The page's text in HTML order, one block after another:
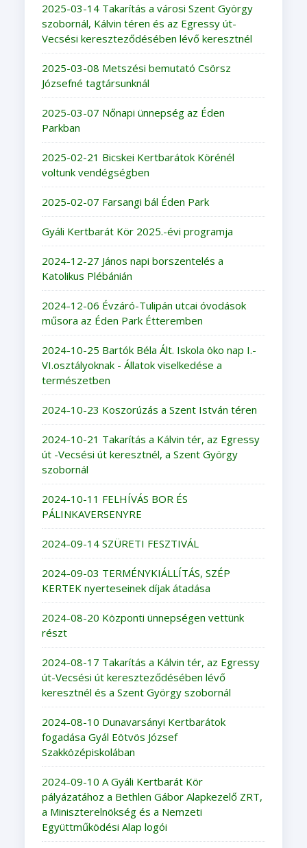
2025-03-14 Takarítás a városi Szent György
szobornál, Kálvin téren és az Egressy út-
Vecsési kereszteződésében lévő keresztnél
2025-03-08 Metszési bemutató Csörsz
Józsefné tagtársunknál
2025-03-07 Nőnapi ünnepség az Éden
Parkban
2025-02-21 Bicskei Kertbarátok Körénél
voltunk vendégségben
2025-02-07 Farsangi bál Éden Park
Gyáli Kertbarát Kör 2025.-évi programja
2024-12-27 János napi borszentelés a
Katolikus Plébánián
2024-12-06 Évzáró-Tulipán utcai óvodások
műsora az Éden Park Étteremben
2024-10-25 Bartók Béla Ált. Iskola öko nap I.-
VI.osztályoknak - Állatok viselkedése a
természetben
2024-10-23 Koszorúzás a Szent István téren
2024-10-21 Takarítás a Kálvin tér, az Egressy
út -Vecsési út keresztnél, a Szent György
szobornál
2024-10-11 FELHÍVÁS BOR ÉS
PÁLINKAVERSENYRE
2024-09-14 SZÜRETI FESZTIVÁL
2024-09-03 TERMÉNYKIÁLLÍTÁS, SZÉP
KERTEK nyerteseinek díjak átadása
2024-08-20 Központi ünnepségen vettünk
részt
2024-08-17 Takarítás a Kálvin tér, az Egressy
út-Vecsési út kereszteződésében lévő
keresztnél és a Szent György szobornál
2024-08-10 Dunavarsányi Kertbarátok
fogadása Gyál Eötvös József
Szakközépiskolában
2024-09-10 A Gyáli Kertbarát Kör
pályázatához a Bethlen Gábor Alapkezelő ZRT,
a Miniszterelnökség és a Nemzeti
Együttműködési Alap logói